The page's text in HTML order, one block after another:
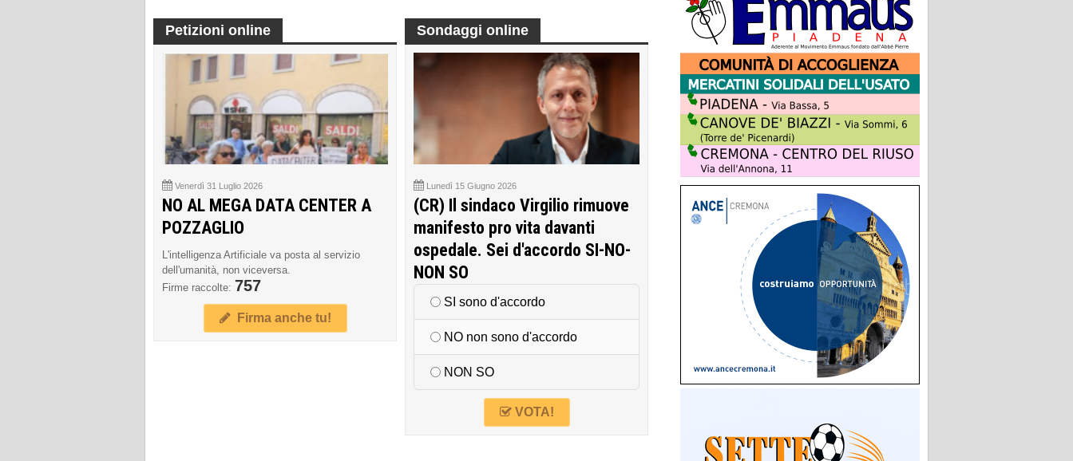
Petizioni online
Venerdì 31 Luglio 2026
NO AL MEGA DATA CENTER A
POZZAGLIO
L'intelligenza Artificiale va posta al servizio
dell'umanità, non viceversa.
Firme raccolte: 757
Firma anche tu!
Sondaggi online
Lunedì 15 Giugno 2026
(CR) Il sindaco Virgilio rimuove
manifesto pro vita davanti
ospedale. Sei d'accordo SI-NO-
NON SO
SI sono d'accordo
NO non sono d'accordo
NON SO
VOTA!